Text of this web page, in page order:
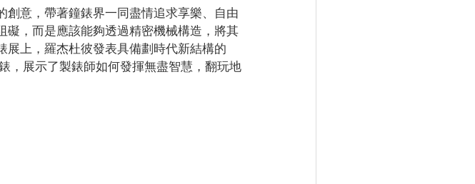
意，帶著鐘錶界一同盡情追求享樂、自由
，而是應該能夠透過精密機械構造，將其
上，羅杰杜彼發表具備劃時代新結構的
，展示了製錶師如何發揮無盡智慧，翻玩地